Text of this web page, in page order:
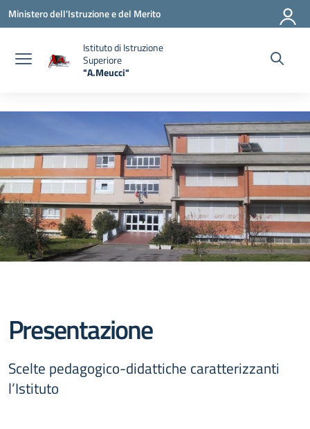
Vai ai contenuti
Vai al menu di navigazione
Vai al footer
Ministero dell'Istruzione e del Merito
Istituto di Istruzione
Superiore
"A.Meucci"
Presentazione
Scelte pedagogico-didattiche caratterizzanti
l’Istituto